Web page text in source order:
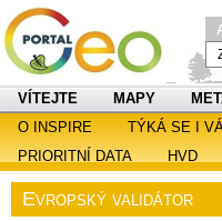
VÍTEJTE MAPY
O INSPIRE
TÝKÁ SE I
PRIORITNÍ DATA
HVD
Evropský validátor